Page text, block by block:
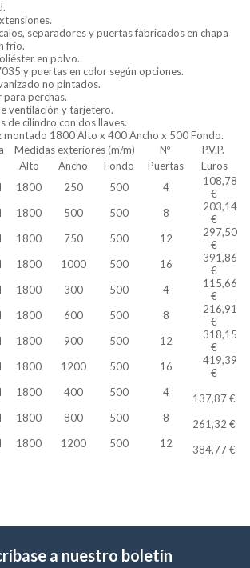
separadores y puertas fabricados en chapa
frío.
en polvo.
y puertas en color según opciones.
no pintados.
perchas.
ventilación y tarjetero.
de cilindro con dos llaves.
montado 1800 Alto x 400 Ancho x 500 Fondo.
Medidas exteriores (m/m) Nº
P.V.P.
Alto
Ancho Fondo Puertas
Euros
1800 250 500 4
108,78
€
1800 500 500 8
203,14
€
1800 750 500 12
297,50
€
1800 1000 500 16
391,86
€
1800 300 500 4
115,66
€
1800 600 500 8
216,91
€
1800 900 500 12
318,15
€
1800 1200 500 16
419,39
€
1800 400 500 4
137,87 €
1800 800 500 8
261,32 €
1800 1200 500 12 384,77 €
a nuestro boletín